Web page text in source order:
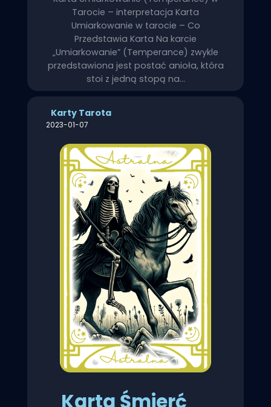
Tarocie – interpretacja Karta
Umiarkowanie w tarocie – Co
Przedstawia Karta Na karcie
„Umiarkowanie” (Temperance) zwykle
przedstawiona jest postać anioła, która
stoi z jedną stopą na…
Karty Tarota
2023-01-07